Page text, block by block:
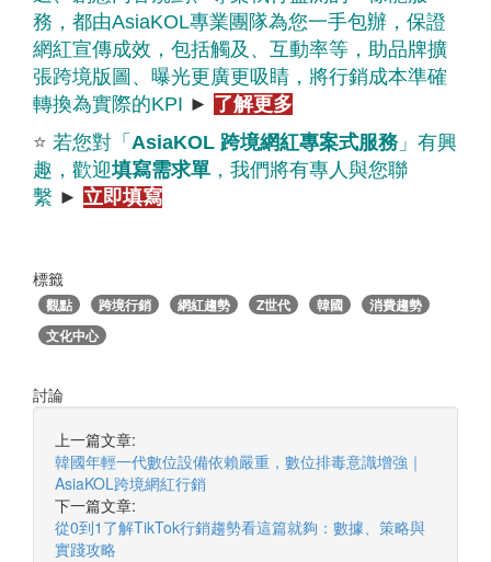
務，都由AsiaKOL專業團隊為您一手包辦，保證
網紅宣傳成效，包括觸及、互動率等，助品牌擴
張跨境版圖、曝光更廣更吸睛，將行銷成本準確
轉換為實際的KPI ► 了解更多
⭐ 若您對「 AsiaKOL 跨境網紅專案式服務」有興
趣，歡迎填寫需求單 ，我們將有專人與您聯
繫 ► 立即填寫
標籤
觀點 跨境行銷 網紅趨勢 Z世代 韓國
消費趨勢
文化中心
討論
上一篇文章:
韓國年輕一代數位設備依賴嚴重，數位排毒意識增強｜
AsiaKOL跨境網紅行銷
下一篇文章:
從0到1了解TikTok行銷趨勢看這篇就夠：數據、策略與
實踐攻略